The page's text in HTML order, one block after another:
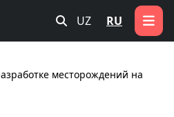
UZ RU
месторождений на